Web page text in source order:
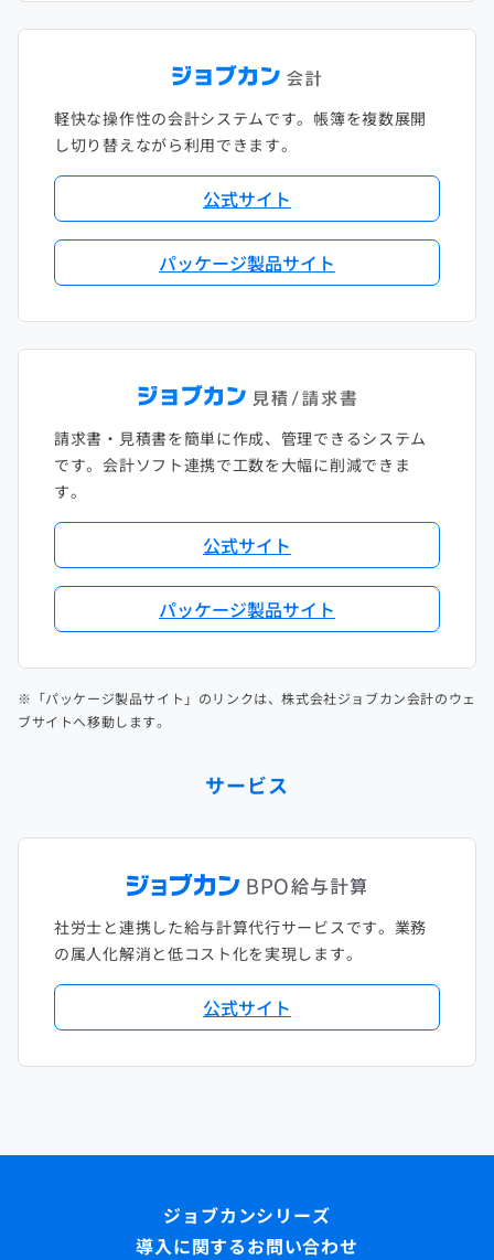
軽快な操作性の会計システムです。帳簿を複数展開
し切り替えながら利用できます。
公式サイト
パッケージ製品サイト
請求書・見積書を簡単に作成、管理できるシステム
です。会計ソフト連携で工数を大幅に削減できま
す。
公式サイト
パッケージ製品サイト
※「パッケージ製品サイト」のリンクは、株式会社ジョブカン会計のウェ
ブサイトへ移動します。
サービス
社労士と連携した給与計算代行サービスです。業務
の属人化解消と低コスト化を実現します。
公式サイト
導入に関するお問い合わせ